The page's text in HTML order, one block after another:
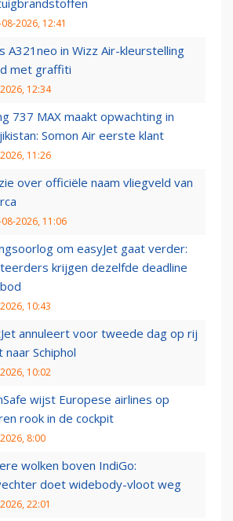
2026, 12:41
A321neo in Wizz Air-kleurstelling
met graffiti
12:34
737 MAX maakt opwachting in
Somon Air eerste klant
11:26
over officiële naam vliegveld van
2026, 11:06
om easyJet gaat verder:
krijgen dezelfde deadline
10:43
annuleert voor tweede dag op rij
naar Schiphol
10:02
wijst Europese airlines op
rook in de cockpit
8:00
wolken boven IndiGo:
doet widebody-vloot weg
22:01